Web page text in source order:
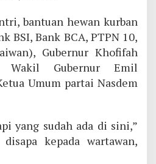
bantuan hewan kurban
BSI, Bank BCA, PTPN 10,
Gubernur Khofifah
Wakil Gubernur Emil
Umum partai Nasdem
yang sudah ada di sini,”
kepada wartawan,